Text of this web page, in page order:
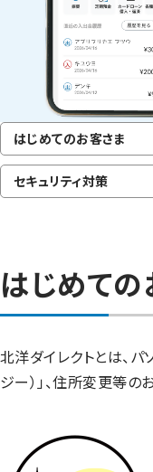
はじめてのお客さま
セキュリティ対策
はじめての
北洋ダイレクトとは、パ
ジー）」、住所変更等